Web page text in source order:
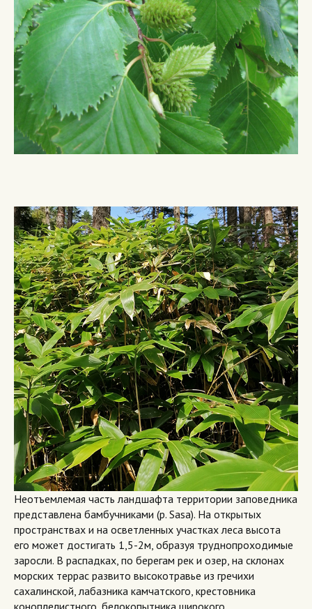
Неотъемлемая часть ландшафта территории заповедника
представлена бамбучниками (р. Sasa). На открытых
пространствах и на осветленных участках леса высота
его может достигать 1,5-2м, образуя труднопроходимые
заросли. В распадках, по берегам рек и озер, на склонах
морских террас развито высокотравье из гречихи
сахалинской, лабазника камчатского, крестовника